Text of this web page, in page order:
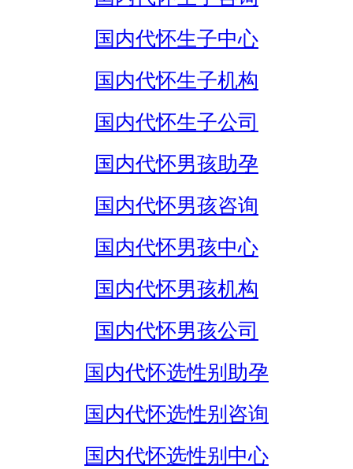
国内代怀生子中心
国内代怀生子机构
国内代怀生子公司
国内代怀男孩助孕
国内代怀男孩咨询
国内代怀男孩中心
国内代怀男孩机构
国内代怀男孩公司
国内代怀选性别助孕
国内代怀选性别咨询
国内代怀选性别中心